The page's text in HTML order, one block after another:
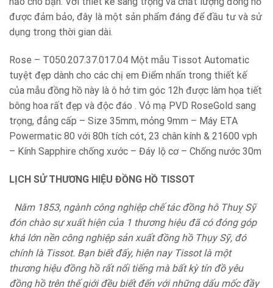
được đảm bảo, đây là một sản phẩm đáng để đầu tư và sử
dụng trong thời gian dài.
Rose – T050.207.37.017.04 Một mẫu Tissot Automatic
tuyệt đẹp dành cho các chị em Điểm nhấn trong thiết kế
của mẫu đồng hồ này là ô hở tim góc 12h được làm họa tiết
bông hoa rất đẹp và độc đáo . Vỏ mạ PVD RoseGold sang
trọng, đẳng cấp – Size 35mm, mỏng 9mm – Máy ETA
Powermatic 80 với 80h tích cót, 23 chân kính & 21600 vph
– Kính Sapphire chống xước – Đáy lộ cơ – Chống nước 30m
LỊCH SỬ THƯƠNG HIỆU ĐỒNG HỒ TISSOT
Năm 1853, ngành công nghiệp chế tác đồng hô Thuỵ Sỹ
đón chào sự xuất hiện của 1 thương hiệu đã có đóng góp
khá lớn nền công nghiệp sản xuất đồng hồ Thụy Sỹ, đó
chính là Tissot. Bạn biết đấy, hiện nay Tissot là một
thương hiệu đồng hồ rất nổi tiếng mà bất kỳ tín đồ yêu
đồng hồ trên thế giới đều biết đến với những dấu mốc đầy